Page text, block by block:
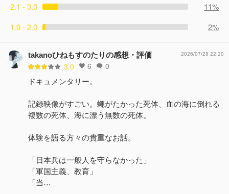
2.1 - 3.0
11%
1.0 - 2.0
2%
takanoひねもすのたりの感想・評価
3.0 6 0
2026/07/28 22:20
ドキュメンタリー。
記録映像がすごい。蠅がたかった死体、血の海に倒れる
複数の死体、海に漂う無数の死体。
体験を語る方々の貴重なお話。
「日本兵は一般人を守らなかった」
「軍国主義、教育」
「当…